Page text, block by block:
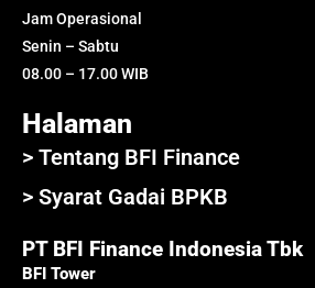
Jam Operasional
Senin – Sabtu
08.00 – 17.00 WIB
Halaman
> Tentang BFI Finance
> Syarat Gadai BPKB
PT BFI Finance Indonesia Tbk
BFI Tower